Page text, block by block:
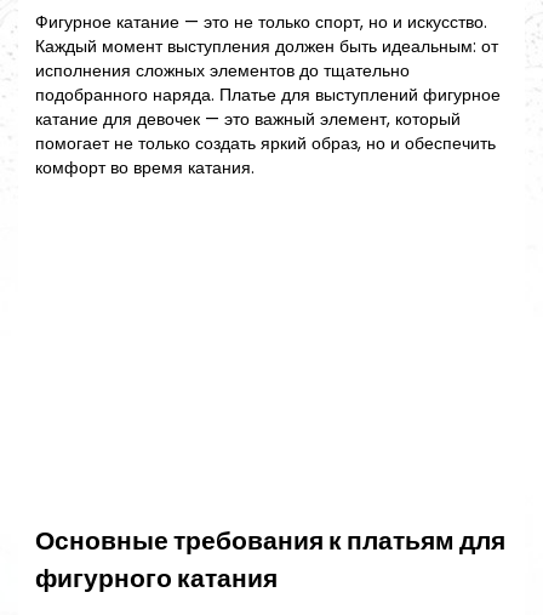
Фигурное катание — это не только спорт, но и искусство.
Каждый момент выступления должен быть идеальным: от
исполнения сложных элементов до тщательно
подобранного наряда. Платье для выступлений фигурное
катание для девочек — это важный элемент, который
помогает не только создать яркий образ, но и обеспечить
комфорт во время катания.
Основные требования к платьям для
фигурного катания